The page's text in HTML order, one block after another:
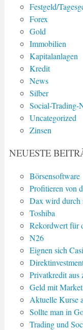
Festgeld/
Forex
Gold
Immobilien
Kapitalanlagen
Kredit
News
Silber
Social-Trading-
Uncategorized
Zinsen
NEUESTE
Börsensoftware
Profitieren von
Dax wird durch
Toshiba
Rekordwert für
N26
Eignen sich
Privatkredit aus
Geld mit
Aktuelle Kurse
Sollte man in
Trading und